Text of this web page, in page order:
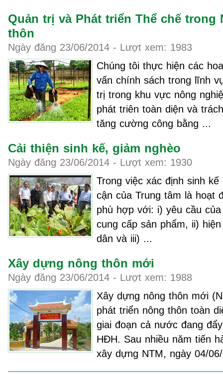
Quản trị và Phát triển Thể chế trong
thôn
Ngày đăng 23/06/2014 - Lượt xem: 1983
Chúng tôi thực hiện các
vấn chính sách trong lĩnh
trị trong khu vực nông
phát triên toàn diện và
tăng cường công bằng ...
Cải thiện sinh kế, giảm nghèo
Ngày đăng 23/06/2014 - Lượt xem: 1930
Trong việc xác định sinh
cận của Trung tâm là hoạt
phù hợp với: i) yêu cầu
cung cấp sản phẩm, ii)
dân và iii) ...
Xây dựng nông thôn mới
Ngày đăng 23/06/2014 - Lượt xem: 1988
Xây dựng nông thôn mới
phát triển nông thôn toàn
giai đoạn cả nước đang
HĐH. Sau nhiều năm tiến
xây dựng NTM, ngày 04/